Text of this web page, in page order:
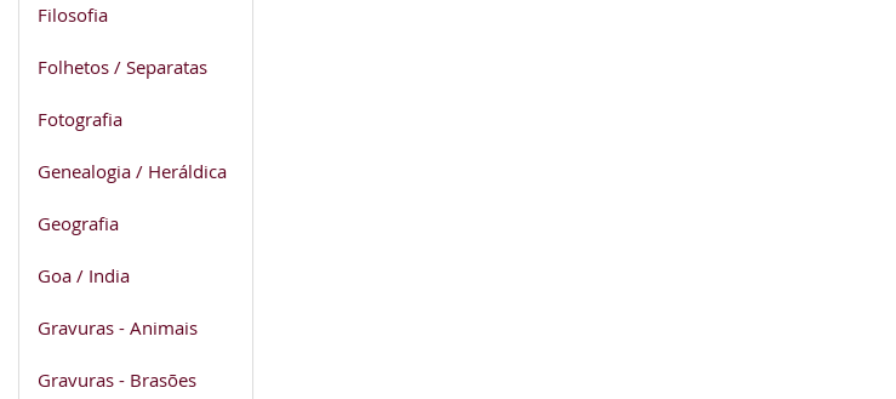
Filosofia
Folhetos / Separatas
Fotografia
Genealogia / Heráldica
Geografia
Goa / India
Gravuras - Animais
Gravuras - Brasões